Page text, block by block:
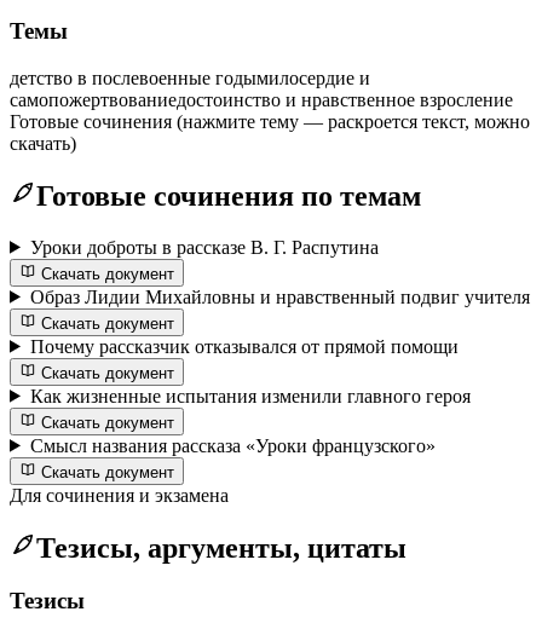
Темы
детство в послевоенные годымилосердие и
самопожертвованиедостоинство и нравственное взросление
Готовые сочинения (нажмите тему — раскроется текст, можно
скачать)
Готовые сочинения по темам
Уроки доброты в рассказе В. Г. Распутина
Скачать документ
Образ Лидии Михайловны и нравственный подвиг учителя
Скачать документ
Почему рассказчик отказывался от прямой помощи
Скачать документ
Как жизненные испытания изменили главного героя
Скачать документ
Смысл названия рассказа «Уроки французского»
Скачать документ
Для сочинения и экзамена
Тезисы, аргументы, цитаты
Тезисы